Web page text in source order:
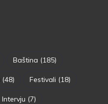
Baština (185)
(48) Festivali (18)
Intervju (7)